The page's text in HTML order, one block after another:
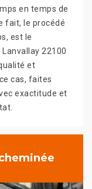
en temps de
fait, le procédé
est le
22100
et
cas, faites
exactitude et